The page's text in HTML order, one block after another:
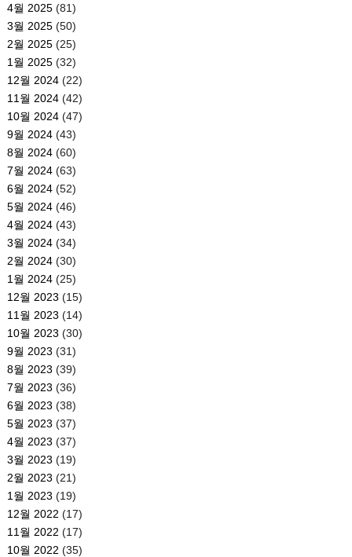
4월 2025(81)
3월 2025(50)
2월 2025(25)
1월 2025(32)
12월 2024(22)
11월 2024(42)
10월 2024(47)
9월 2024(43)
8월 2024(60)
7월 2024(63)
6월 2024(52)
5월 2024(46)
4월 2024(43)
3월 2024(34)
2월 2024(30)
1월 2024(25)
12월 2023 (15)
11월 2023 (14)
10월 2023 (30)
9월 2023 (31)
8월 2023 (39)
7월 2023 (36)
6월 2023 (38)
5월 2023 (37)
4월 2023 (37)
3월 2023 (19)
2월 2023 (21)
1월 2023 (19)
12월 2022 (17)
11월 2022 (17)
10월 2022 (35)